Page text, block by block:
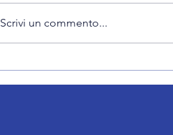
23/11: le partite della settimana
volley
Scrivi un commento...